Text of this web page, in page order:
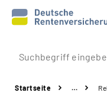
Prävention
Startseite …